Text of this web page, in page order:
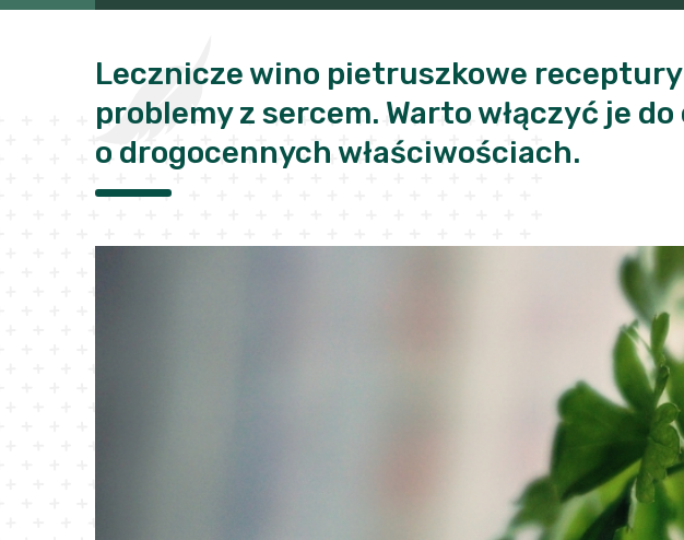
Lecznicze wino pietruszkowe
problemy z sercem. Warto włączyć je
o drogocennych właściwościach.